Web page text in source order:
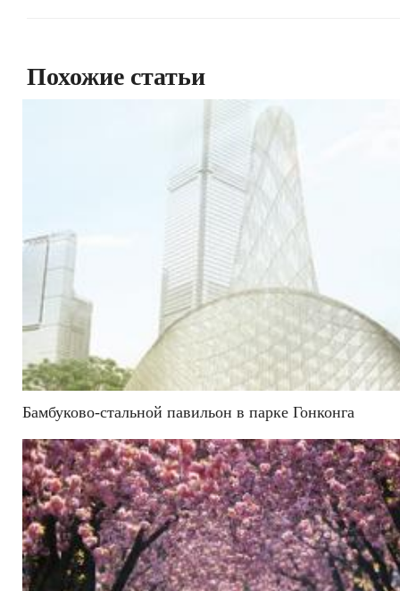
Похожие статьи
Бамбуково-стальной павильон в парке Гонконга